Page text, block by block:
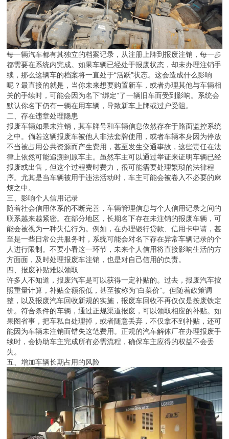
每一辆汽车都有其独立的档案记录，从注册上牌到报废注销，每一步
都需要在系统内完成。如果车辆已经处于报废状态，却未办理注销手
续，那么这辆车的档案将一直处于“活跃”状态。这会造成什么影响
呢？最直接的就是，当你未来想要购置新车，或者办理其他与车辆相
关的手续时，可能会因为名下“绑定”了一辆旧车而受到影响。系统会
默认你名下仍有一辆在用车辆，导致新车上牌或过户受阻。
二、存在违章处理隐患
报废车辆如果未注销，其车牌号和车辆信息依然存在于路面监控系统
之中。倘若这辆报废车被他人非法套牌使用，或者车辆本身因为停放
不当被占用公共资源而产生费用，甚至发生交通事故，这些责任在法
律上依然可能追溯到原车主。虽然车主可以通过举证来证明车辆已经
报废或出售，但这个过程费时费力，很可能需要处理繁琐的法律程
序。尤其是当车辆被用于违法活动时，车主可能会被卷入不必要的麻
烦之中。
三、影响个人信用记录
随着社会信用体系的不断完善，车辆管理信息与个人信用记录之间的
联系越来越紧密。在部分地区，长期名下存在未注销的报废车辆，可
能会被视为一种失信行为。例如，在办理银行贷款、信用卡申请，甚
至是一些日常公共服务时，系统可能会对名下存在异常车辆记录的个
人进行限制。不要小看这一环节，未来个人信用将直接影响生活的方
方面面，及时处理报废车注销，也是对自己信用的负责。
四、报废补贴难以领取
许多人不知道，报废汽车是可以获得一定补贴的。过去，报废汽车按
照重量计算，补贴金额很低，甚至被称为“白菜价”。但随着政策调
整，以及报废汽车回收新规的实施，报废车回收不再仅仅是按废铁定
价。符合条件的车辆，通过正规渠道报废，可以领取相应的补贴。如
果图省事，把车私自处理掉，或者随意丢弃，不仅拿不到补贴，还可
能因为车辆未注销而错失这笔费用。正规的汽车解体厂在办理报废手
续时，会协助车主完成所有必需流程，确保车主应得的权益不会丢
失。
五、增加车辆长期占用的风险